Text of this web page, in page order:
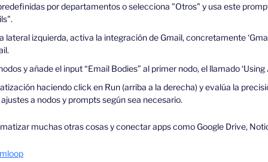
por departamentos o selecciona "Otros" y usa este
lateral izquierda, activa la integración de Gmail, concretamente
y añade el input “Email Bodies” al primer nodo, el llamado ‘Using
haciendo click en Run (arriba a la derecha) y evalúa la
a nodos y prompts según sea necesario.
muchas otras cosas y conectar apps como Google Drive,